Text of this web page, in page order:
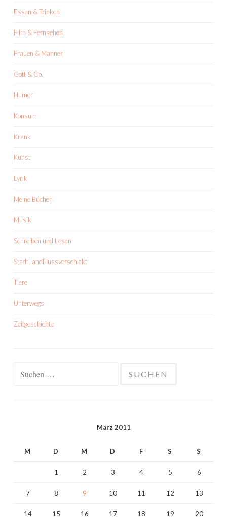
Essen & Trinken
Film & Fernsehen
Frauen & Männer
Gott & Co.
Humor
Konsum
Krank
Kunst
Lyrik
Meine Bücher
Musik
Schreiben und Lesen
StadtLandFlussverschickt
Tiere
Unterwegs
Zeitgeschichte
März 2011
M D M D F S S
1 2 3 4 5 6
7 8 9 10 11 12 13
14 15 16 17 18 19 20